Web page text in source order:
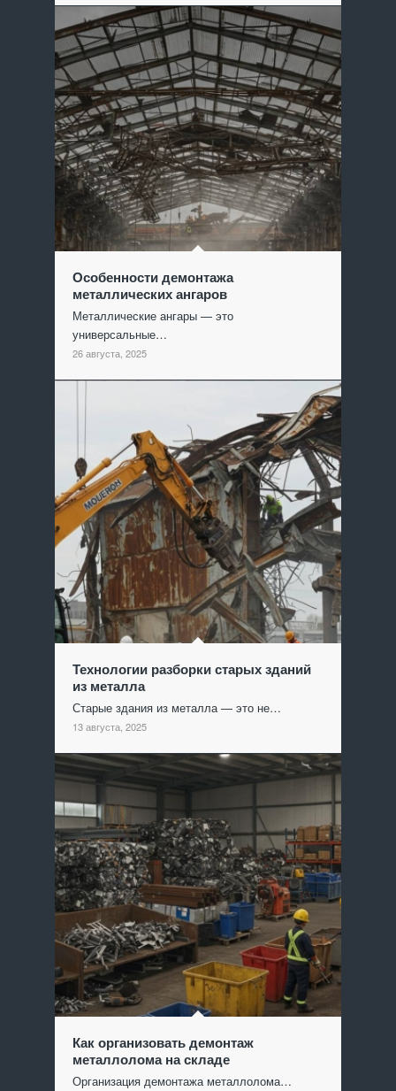
Особенности демонтажа
металлических ангаров
Металлические ангары — это
универсальные…
26 августа, 2025
Технологии разборки старых зданий
из металла
Старые здания из металла — это не…
13 августа, 2025
Как организовать демонтаж
металлолома на складе
Организация демонтажа металлолома…